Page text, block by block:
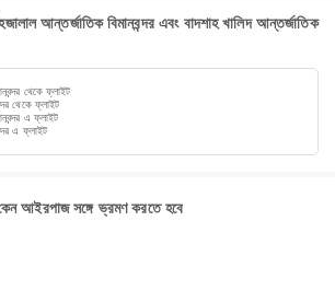
আন্তর্জাতিক বিমানবন্দর এবং বাদশাহ খালিদ আন্তর্জাতিক
থেকে ফ্লাইট
থেকে ফ্লাইট
এ ফ্লাইট
এ ফ্লাইট
আইরপাজ সঙ্গে ভ্রমণ করতে হবে